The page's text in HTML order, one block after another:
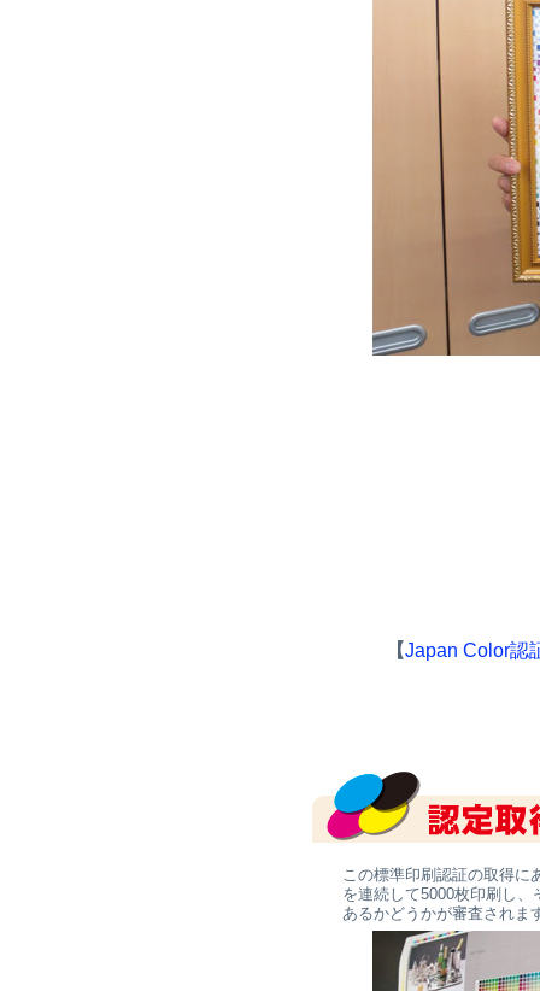
【Japan Color認
この標準印刷認証の取得
を連続して5000枚印刷し
あるかどうかが審査されま